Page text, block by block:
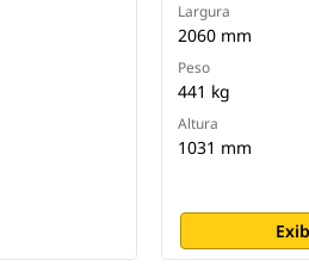
Largura
2060 mm
Peso
441 kg
Altura
1031 mm